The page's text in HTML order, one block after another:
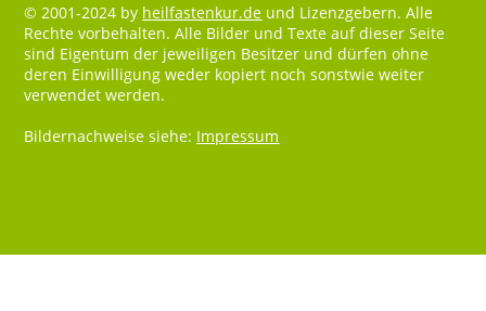
© 2001-2024 by heilfastenkur.de und Lizenzgebern. Alle
Rechte vorbehalten. Alle Bilder und Texte auf dieser Seite
sind Eigentum der jeweiligen Besitzer und dürfen ohne
deren Einwilligung weder kopiert noch sonstwie weiter
verwendet werden.
Bildernachweise siehe: Impressum